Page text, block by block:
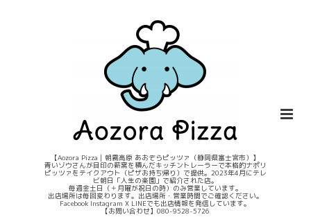
【Aozora Pizza｜朝霧高原 あおぞらピッツァ（静岡県富士宮市）】
青いゾウさんが目印の薪窯を積んだキッチントレーラーで本格的ナポリ
ピッツァをテイクアウト（ピザお持ち帰り）で提供。2023年4月にテレ
ビ朝日「人生の楽園」で紹介された店。
毎週金土日（＋月曜が祝日の時）のみ営業しています。
出店場所は毎回変わります。出店場所・営業時間でご確認ください。
Facebook Instagram X LINEでも出店情報を発信しています。
【お問い合わせ】080-9528-5726